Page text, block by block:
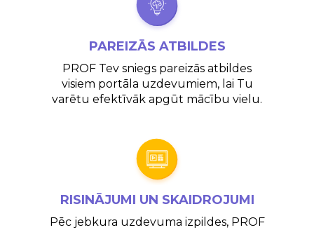
PAREIZĀS ATBILDES
PROF Tev sniegs pareizās atbildes
visiem portāla uzdevumiem, lai Tu
varētu efektīvāk apgūt mācību vielu.
RISINĀJUMI UN SKAIDROJUMI
Pēc jebkura uzdevuma izpildes, PROF